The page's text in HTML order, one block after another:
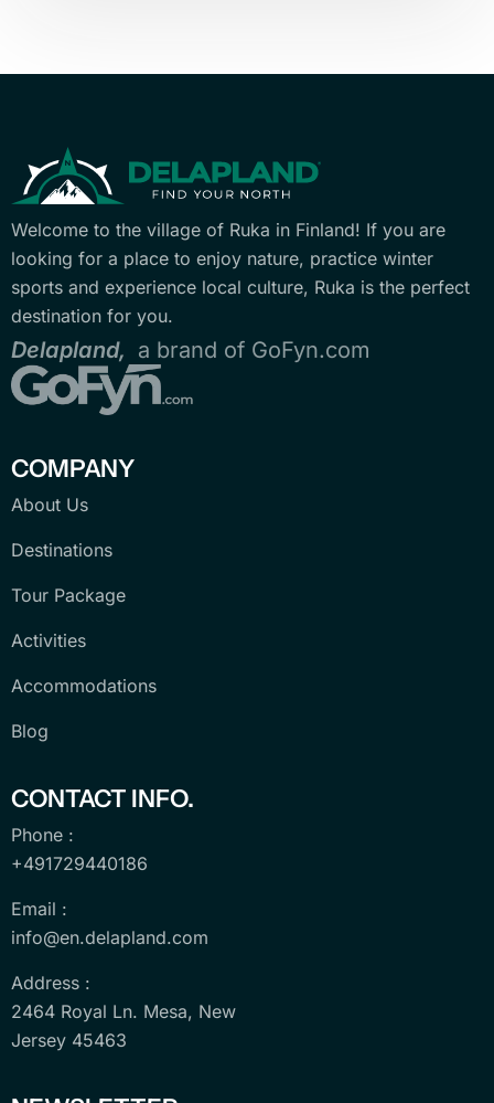
Welcome to the village of Ruka in Finland! If you are
looking for a place to enjoy nature, practice winter
sports and experience local culture, Ruka is the perfect
destination for you.
Delapland, a brand of GoFyn.com
COMPANY
About Us
Destinations
Tour Package
Activities
Accommodations
Blog
CONTACT INFO.
Phone :
+491729440186
Email :
info@en.delapland.com
Address :
2464 Royal Ln. Mesa, New
Jersey 45463